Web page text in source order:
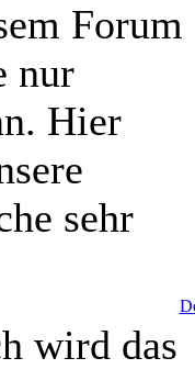
Forum
nur
Hier
sehr
wird das